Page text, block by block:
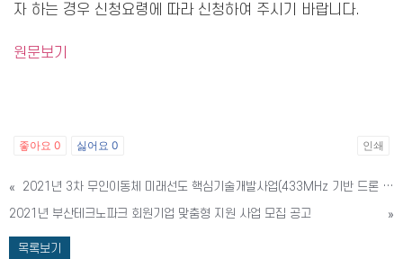
자 하는 경우 신청요령에 따라 신청하여 주시기 바랍니다.
원문보기
좋아요 0 싫어요 0 인쇄
«
2021년 3차 무인이동체 미래선도 핵심기술개발사업(433MHz 기반 드론 응용 통신기술 개발 및 실증) 신규과제 공고
2021년 부산테크노파크 회원기업 맞춤형 지원 사업 모집 공고
»
목록보기